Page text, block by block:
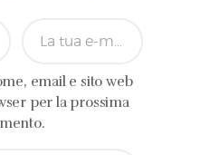
email e sito web
per la prossima